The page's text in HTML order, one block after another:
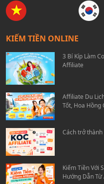
KIẾM TIỀN ONLINE
3 Bí Kíp Làm
Affiliate
Affiliate Du
Tốt, Hoa Hồng
Cách trở
Kiếm Tiền Với
Hướng Dẫn Từ